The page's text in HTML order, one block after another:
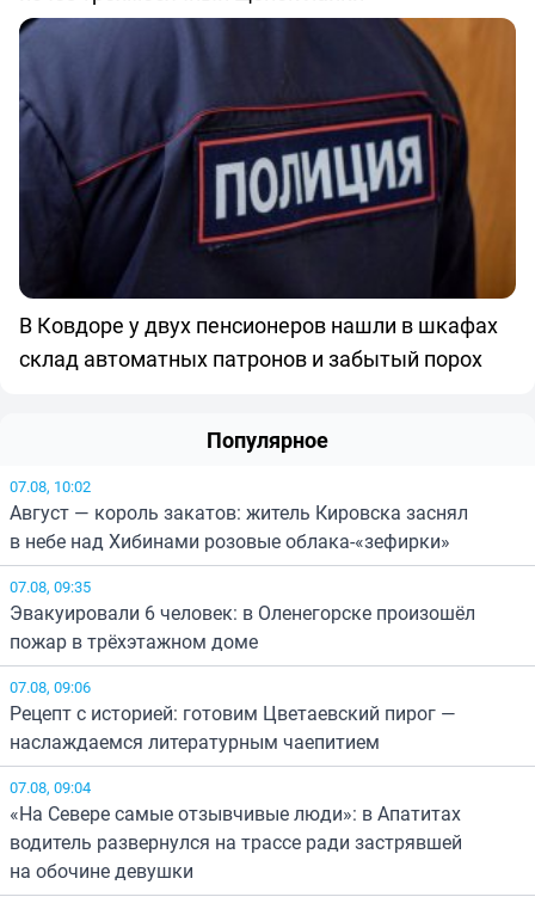
В Ковдоре у двух пенсионеров нашли в шкафах
склад автоматных патронов и забытый порох
Популярное
07.08, 10:02
Август — король закатов: житель Кировска заснял
в небе над Хибинами розовые облака-«зефирки»
07.08, 09:35
Эвакуировали 6 человек: в Оленегорске произошёл
пожар в трёхэтажном доме
07.08, 09:06
Рецепт с историей: готовим Цветаевский пирог —
наслаждаемся литературным чаепитием
07.08, 09:04
«На Севере самые отзывчивые люди»: в Апатитах
водитель развернулся на трассе ради застрявшей
на обочине девушки